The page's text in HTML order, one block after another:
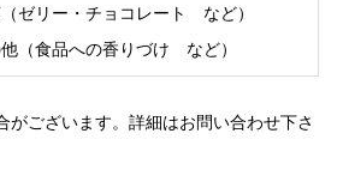
ゼリー・チョコレート など）
（食品への香りづけ など）
ございます。詳細はお問い合わせ下さ